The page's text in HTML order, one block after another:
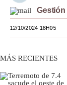
Estilos
Mundo
12/10/2024 18H05
MÁS RECIENTES